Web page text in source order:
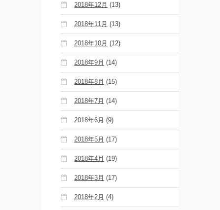
2018年12月 (13)
2018年11月 (13)
2018年10月 (12)
2018年9月 (14)
2018年8月 (15)
2018年7月 (14)
2018年6月 (9)
2018年5月 (17)
2018年4月 (19)
2018年3月 (17)
2018年2月 (4)